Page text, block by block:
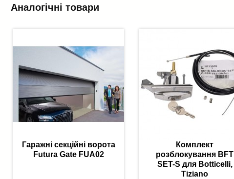
Аналогічні товари
Гаражні секційні ворота
Futura Gate FUA02
Комплект
розблокування BFT
SET-S для Botticelli,
Tiziano